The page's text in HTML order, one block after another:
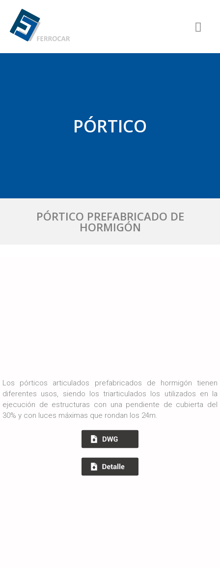
PÓRTICO
PÓRTICO PREFABRICADO DE
HORMIGÓN
Los pórticos articulados prefabricados de hormigón tienen
diferentes usos, siendo los triarticulados los utilizados en la
ejecución de estructuras con una pendiente de cubierta del
30% y con luces máximas que rondan los 24m.